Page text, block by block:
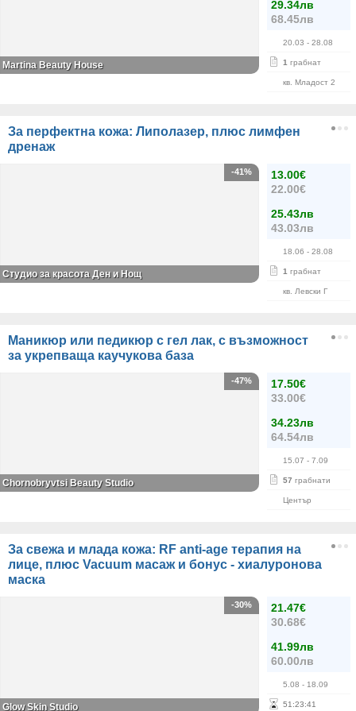
29.34лв
68.45лв
20.03 - 28.08
1 грабнат
кв. Младост 2
Martina Beauty House
За перфектна кожа: Липолазер, плюс лимфен
дренаж
13.00€
22.00€
25.43лв
43.03лв
18.06 - 28.08
1 грабнат
кв. Левски Г
-41%
Студио за красота Ден и Нощ
Маникюр или педикюр с гел лак, с възможност
за укрепваща каучукова база
17.50€
33.00€
34.23лв
64.54лв
15.07 - 7.09
57 грабнати
Център
-47%
Chornobryvtsi Beauty Studio
За свежа и млада кожа: RF anti-age терапия на
лице, плюс Vacuum масаж и бонус - хиалуронова
маска
21.47€
30.68€
41.99лв
60.00лв
5.08 - 18.09
51 :23:41
-30%
Glow Skin Studio